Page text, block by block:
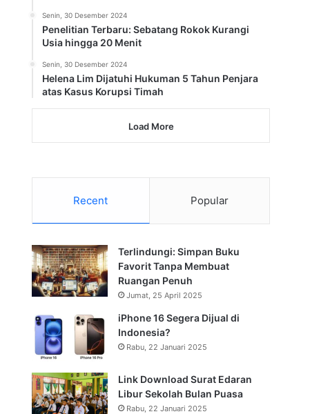
Senin, 30 Desember 2024
Penelitian Terbaru: Sebatang Rokok Kurangi
Usia hingga 20 Menit
Senin, 30 Desember 2024
Helena Lim Dijatuhi Hukuman 5 Tahun Penjara
atas Kasus Korupsi Timah
Load More
Recent Popular
Terlindungi: Simpan Buku
Favorit Tanpa Membuat
Ruangan Penuh
Jumat, 25 April 2025
iPhone 16 Segera Dijual di
Indonesia?
Rabu, 22 Januari 2025
Link Download Surat Edaran
Libur Sekolah Bulan Puasa
Rabu, 22 Januari 2025